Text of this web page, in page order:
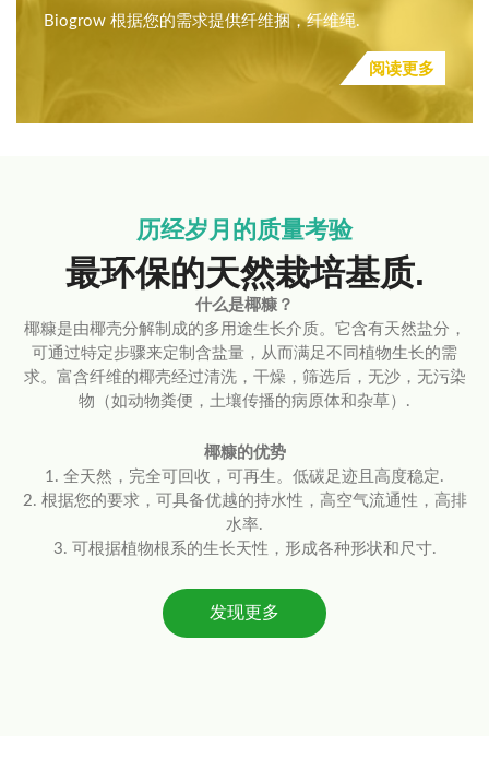
Biogrow 根据您的需求提供纤维捆，纤维绳.
阅读更多
历经岁月的质量考验
最环保的天然栽培基质.
什么是椰糠？
椰糠是由椰壳分解制成的多用途生长介质。它含有天然盐分，
可通过特定步骤来定制含盐量，从而满足不同植物生长的需
求。富含纤维的椰壳经过清洗，干燥，筛选后，无沙，无污染
物（如动物粪便，土壤传播的病原体和杂草）.
椰糠的优势
1. 全天然，完全可回收，可再生。低碳足迹且高度稳定.
2. 根据您的要求，可具备优越的持水性，高空气流通性，高排
水率.
3. 可根据植物根系的生长天性，形成各种形状和尺寸.
发现更多